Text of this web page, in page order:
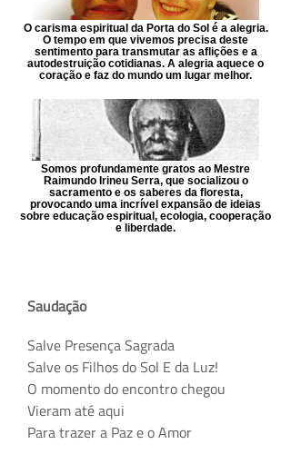
O carisma espiritual da Porta do Sol é a alegria.
O tempo em que vivemos precisa deste
sentimento para transmutar as aflições e a
autodestruição cotidianas. A alegria aquece o
coração e faz do mundo um lugar melhor.
Somos profundamente gratos ao Mestre
Raimundo Irineu Serra, que socializou o
sacramento e os saberes da floresta,
provocando uma incrível expansão de ideias
sobre educação espiritual, ecologia, cooperação
e liberdade.
Saudação
Salve Presença Sagrada
Salve os Filhos do Sol E da Luz!
O momento do encontro chegou
Vieram até aqui
Para trazer a Paz e o Amor